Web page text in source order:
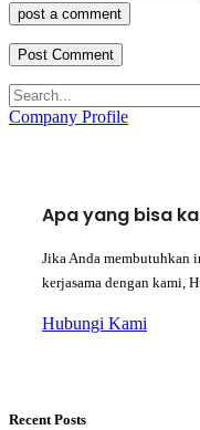
post a comment
Company Profile
Apa yang bisa
Jika Anda membutuhkan
kerjasama dengan kami,
Hubungi Kami
Recent Posts